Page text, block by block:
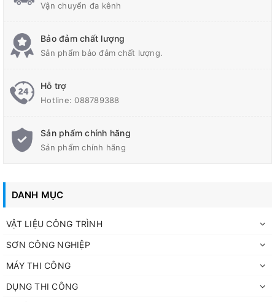
ỨNG DỤNG
công, khe lún, khe co giãn và có thể được lắp đặt theo chiều
ăn, bể chứa nước thải, đập, bể bơi, tường tầng hầm, sàn tầng
hầm, đường hầm, cống, vách thang máy và nhiều công trình xây
Vận chuyển đa kênh
Bảo đảm chất lượng
Sản phẩm bảo đảm chất lượng.
Hỗ trợ
Hotline:088789388
Sản phẩm chính hãng
Sản phẩm chính hãng
DANH MỤC
VẬT LIỆU CÔNG TRÌNH
SƠN CÔNG NGHIỆP
MÁY THI CÔNG
DỤNG THI CÔNG